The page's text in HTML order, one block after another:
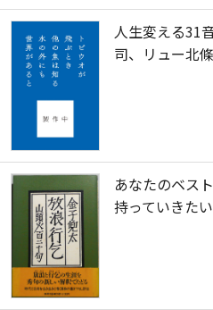
人生変える31
司、リュー北
あなたのベス
持っていきた